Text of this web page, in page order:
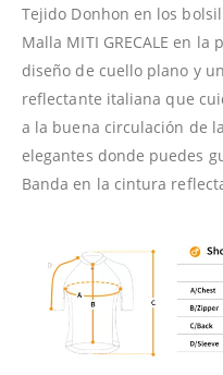
Tejido Donhon en los
Malla MITI GRECALE en
diseño de cuello plano y
reflectante italiana que
a la buena circulación de
elegantes donde puedes
Banda en la cintura